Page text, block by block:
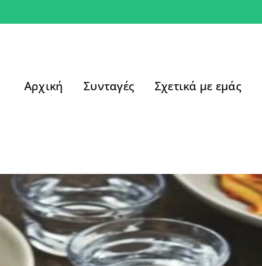
Αρχική Συνταγές Σχετικά με εμάς